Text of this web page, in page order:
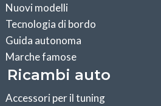
Nuovi modelli
Tecnologia di bordo
Guida autonoma
Marche famose
Ricambi auto
Accessori per il tuning